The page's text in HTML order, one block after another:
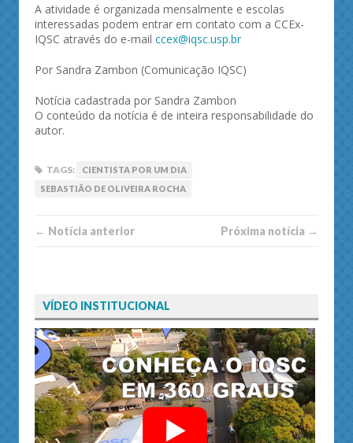
A atividade é organizada mensalmente e escolas
interessadas podem entrar em contato com a CCEx-
IQSC através do e-mail ccex@iqsc.usp.br
Por Sandra Zambon (Comunicação IQSC)
Notícia cadastrada por Sandra Zambon
O conteúdo da notícia é de inteira responsabilidade do
autor.
TAGS:
CIENTISTA POR UM DIA
SEBASTIÃO DE OLIVEIRA ROCHA
← Notí­cia anterior Próxima notí­­cia →
VÍDEO INSTITUCIONAL